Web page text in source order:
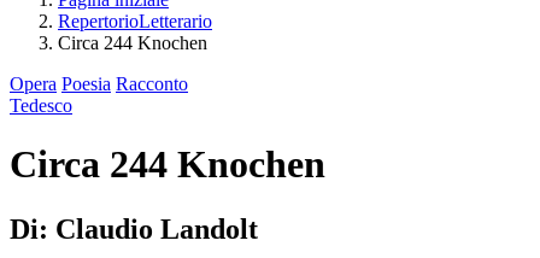
RepertorioLetterario
Circa 244 Knochen
Opera Poesia Racconto
Tedesco
Circa 244 Knochen
Di: Claudio Landolt